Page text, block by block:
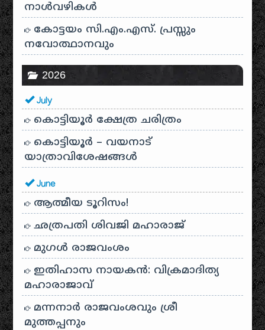
നാൾവഴികൾ
കോട്ടയം സി.എം.എസ്. പ്രസ്സും
നവോത്ഥാനവും
2026
July
കൊട്ടിയൂർ ക്ഷേത്ര ചരിത്രം
കൊട്ടിയൂർ – വയനാട്
യാത്രാവിശേഷങ്ങൾ
June
ആത്മീയ ടൂറിസം!
ഛത്രപതി ശിവജി മഹാരാജ്
മുഗൾ രാജവംശം
ഇതിഹാസ നായകൻ: വിക്രമാദിത്യ
മഹാരാജാവ്
മന്നനാർ രാജവംശവും ശ്രീ
മുത്തപ്പനും